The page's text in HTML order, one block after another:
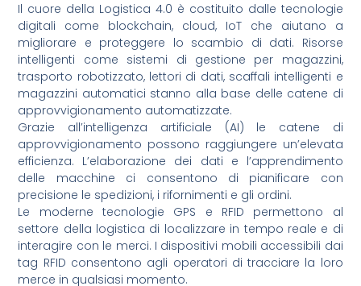
Il cuore della Logistica 4.0 è costituito dalle tecnologie
digitali come blockchain, cloud, IoT che aiutano a
migliorare e proteggere lo scambio di dati. Risorse
intelligenti come sistemi di gestione per magazzini,
trasporto robotizzato, lettori di dati, scaffali intelligenti e
magazzini automatici stanno alla base delle catene di
approvvigionamento automatizzate.
Grazie all’intelligenza artificiale (AI) le catene di
approvvigionamento possono raggiungere un’elevata
efficienza. L’elaborazione dei dati e l’apprendimento
delle macchine ci consentono di pianificare con
precisione le spedizioni, i rifornimenti e gli ordini.
Le moderne tecnologie GPS e RFID permettono al
settore della logistica di localizzare in tempo reale e di
interagire con le merci. I dispositivi mobili accessibili dai
tag RFID consentono agli operatori di tracciare la loro
merce in qualsiasi momento.